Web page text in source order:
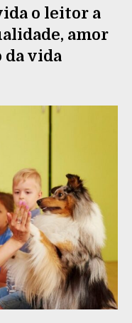
o leitor a
amor
da vida